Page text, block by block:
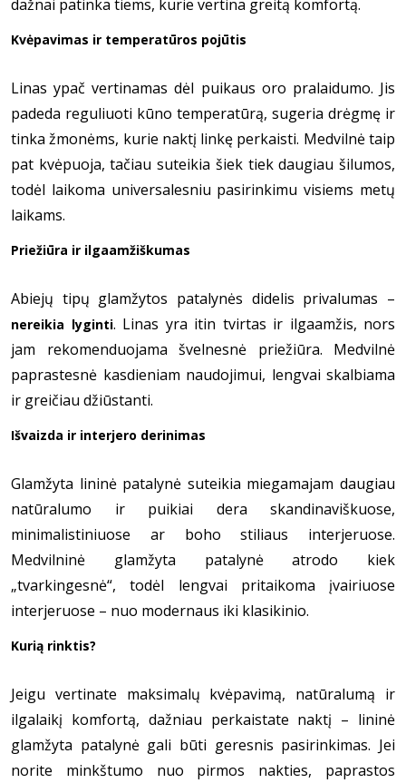
dažnai patinka tiems, kurie vertina greitą komfortą.
Kvėpavimas ir temperatūros pojūtis
Linas ypač vertinamas dėl puikaus oro pralaidumo. Jis
padeda reguliuoti kūno temperatūrą, sugeria drėgmę ir
tinka žmonėms, kurie naktį linkę perkaisti. Medvilnė taip
pat kvėpuoja, tačiau suteikia šiek tiek daugiau šilumos,
todėl laikoma universalesniu pasirinkimu visiems metų
laikams.
Priežiūra ir ilgaamžiškumas
Abiejų tipų glamžytos patalynės didelis privalumas –
nereikia lyginti. Linas yra itin tvirtas ir ilgaamžis, nors
jam rekomenduojama švelnesnė priežiūra. Medvilnė
paprastesnė kasdieniam naudojimui, lengvai skalbiama
ir greičiau džiūstanti.
Išvaizda ir interjero derinimas
Glamžyta lininė patalynė suteikia miegamajam daugiau
natūralumo ir puikiai dera skandinaviškuose,
minimalistiniuose ar boho stiliaus interjeruose.
Medvilninė glamžyta patalynė atrodo kiek
„tvarkingesnė“, todėl lengvai pritaikoma įvairiuose
interjeruose – nuo modernaus iki klasikinio.
Kurią rinktis?
Jeigu vertinate maksimalų kvėpavimą, natūralumą ir
ilgalaikį komfortą, dažniau perkaistate naktį – lininė
glamžyta patalynė gali būti geresnis pasirinkimas. Jei
norite minkštumo nuo pirmos nakties, paprastos